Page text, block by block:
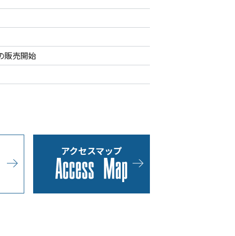
販売開始
アクセスマップ